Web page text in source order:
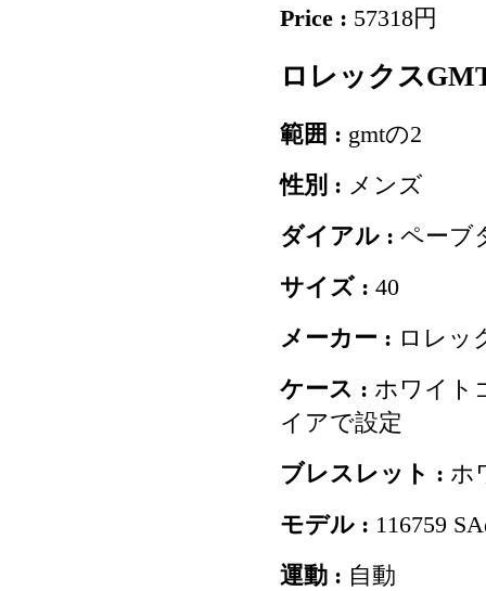
Price : 57318円
ロレックス
範囲 : gmtの2
性別 : メンズ
ダイアル : ペーブ
サイズ : 40
メーカー : ロレッ
ケース : ホワイト
イアで設定
ブレスレット : ホ
モデル : 116759
運動 : 自動